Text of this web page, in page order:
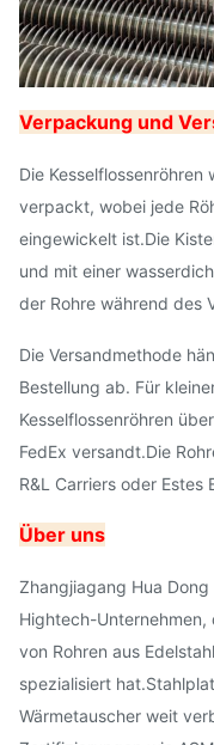
Verpackung und
Die
verpackt, wobei jede
eingewickelt ist.Die
und mit einer
der Rohre während des
Die Versandmethode
Bestellung ab. Für
Kesselflossenröhren
FedEx versandt.Die
R&L Carriers oder Estes
Über uns
Zhangjiagang Hua
Hightech-Unternehmen,
von Rohren aus
spezialisiert
Wärmetauscher weit